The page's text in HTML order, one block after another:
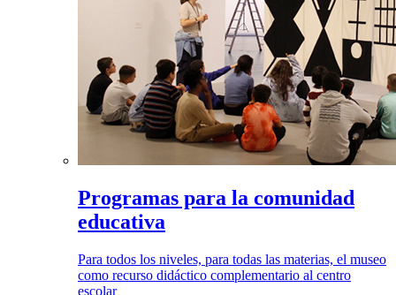
Programas para la comunidad
educativa
Para todos los niveles, para todas las materias, el museo
como recurso didáctico complementario al centro
escolar